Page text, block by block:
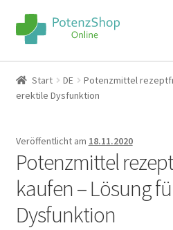
Home
Über uns
Blog
Sitemap
Start DE
Potenzmittel
erektile Dysfunktion
Veröffentlicht am 18.11.2020
Potenzmittel
kaufen – Lösung
Dysfunktion